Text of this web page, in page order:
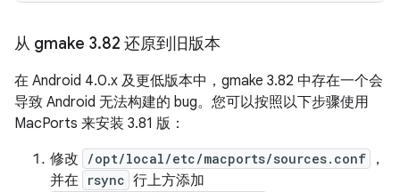
从 gmake 3.82 还原到旧版本
在 Android 4.0.x 及更低版本中，gmake 3.82 中存在一个会
导致 Android 无法构建的 bug。您可以按照以下步骤使用
MacPorts 来安装 3.81 版：
修改
/opt/local/etc/macports/sources.conf
，
并在 rsync 行上方添加